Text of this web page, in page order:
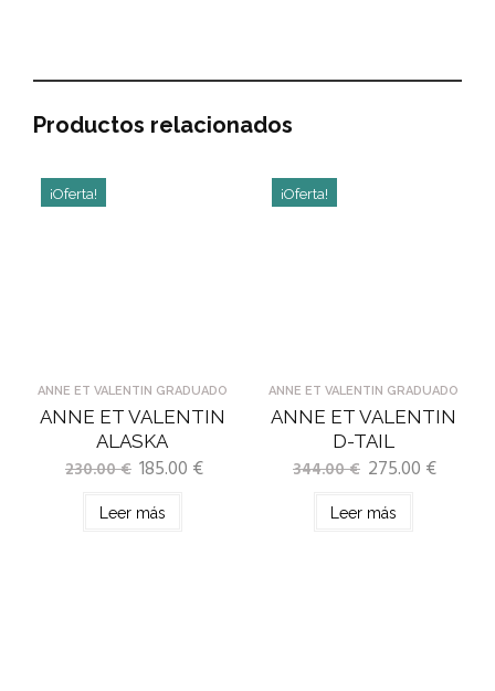
Productos relacionados
ANNE ET VALENTIN GRADUADO
ANNE ET VALENTIN
ALASKA
230.00€ 185.00 €
¡Oferta!
Leer más
ANNE ET VALENTIN GRADUADO
ANNE ET VALENTIN
D-TAIL
344.00€ 275.00 €
¡Oferta!
Leer más